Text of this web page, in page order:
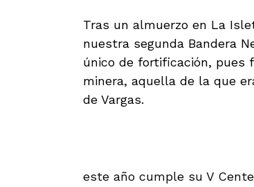
Tras un almuerzo en La
nuestra segunda Bandera
único de fortificación, pues
minera, aquella de la que
de Vargas.
este año cumple su V